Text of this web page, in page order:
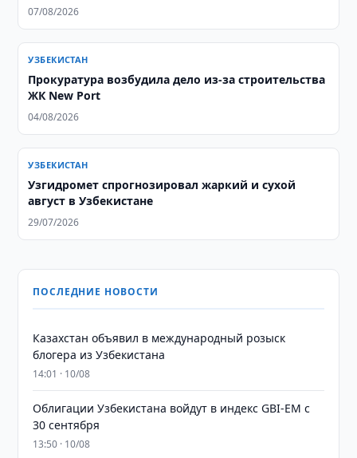
07/08/2026
УЗБЕКИСТАН
Прокуратура возбудила дело из-за строительства
ЖК New Port
04/08/2026
УЗБЕКИСТАН
Узгидромет спрогнозировал жаркий и сухой
август в Узбекистане
29/07/2026
ПОСЛЕДНИЕ НОВОСТИ
Казахстан объявил в международный розыск
блогера из Узбекистана
14:01 · 10/08
Облигации Узбекистана войдут в индекс GBI-EM с
30 сентября
13:50 · 10/08